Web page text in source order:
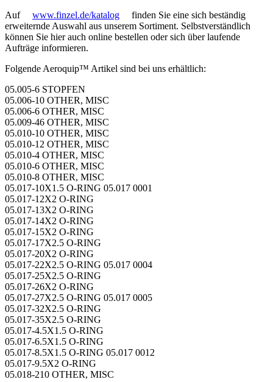
Auf www.finzel.de/katalog finden Sie eine sich beständig
erweiternde Auswahl aus unserem Sortiment. Selbstverständlich
können Sie hier auch online bestellen oder sich über laufende
Aufträge informieren.
Folgende Aeroquip™ Artikel sind bei uns erhältlich:
05.005-6 STOPFEN
05.006-10 OTHER, MISC
05.006-6 OTHER, MISC
05.009-46 OTHER, MISC
05.010-10 OTHER, MISC
05.010-12 OTHER, MISC
05.010-4 OTHER, MISC
05.010-6 OTHER, MISC
05.010-8 OTHER, MISC
05.017-10X1.5 O-RING 05.017 0001
05.017-12X2 O-RING
05.017-13X2 O-RING
05.017-14X2 O-RING
05.017-15X2 O-RING
05.017-17X2.5 O-RING
05.017-20X2 O-RING
05.017-22X2.5 O-RING 05.017 0004
05.017-25X2.5 O-RING
05.017-26X2 O-RING
05.017-27X2.5 O-RING 05.017 0005
05.017-32X2.5 O-RING
05.017-35X2.5 O-RING
05.017-4.5X1.5 O-RING
05.017-6.5X1.5 O-RING
05.017-8.5X1.5 O-RING 05.017 0012
05.017-9.5X2 O-RING
05.018-210 OTHER, MISC